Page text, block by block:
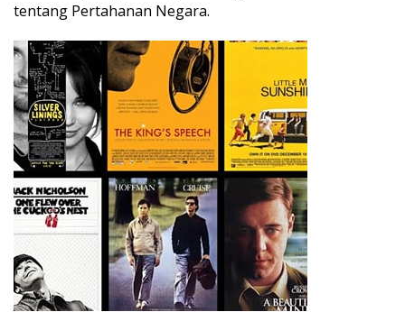
tentang Pertahanan Negara.